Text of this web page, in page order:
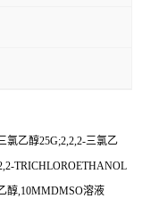
氯乙醇25G;2,2,2-三氯乙
TRICHLOROETHANOL
醇,10MMDMSO溶液